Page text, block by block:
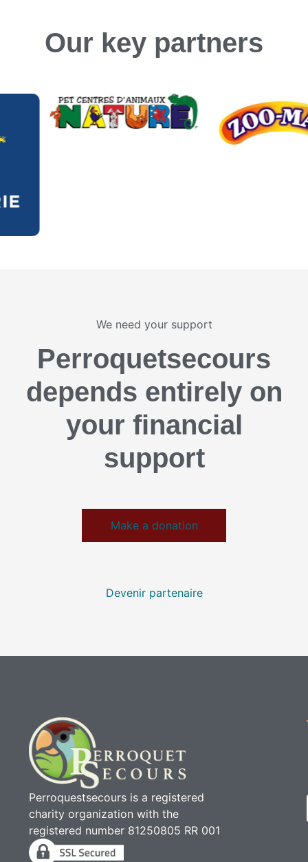
Our key partners
We need your support
Perroquetsecours
depends entirely on
your financial
support
Make a donation
Devenir partenaire
Perroquestsecours is a registered
charity organization with the
registered number 81250805 RR 001